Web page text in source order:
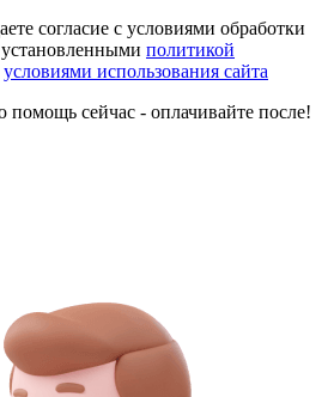
согласие с условиями обработки
политикой
условиями использования сайта
сейчас - оплачивайте после!